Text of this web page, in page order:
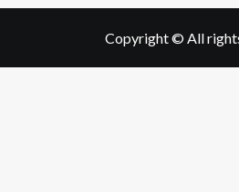
Copyright © All